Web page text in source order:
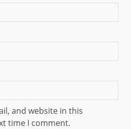
and website in this
time I comment.